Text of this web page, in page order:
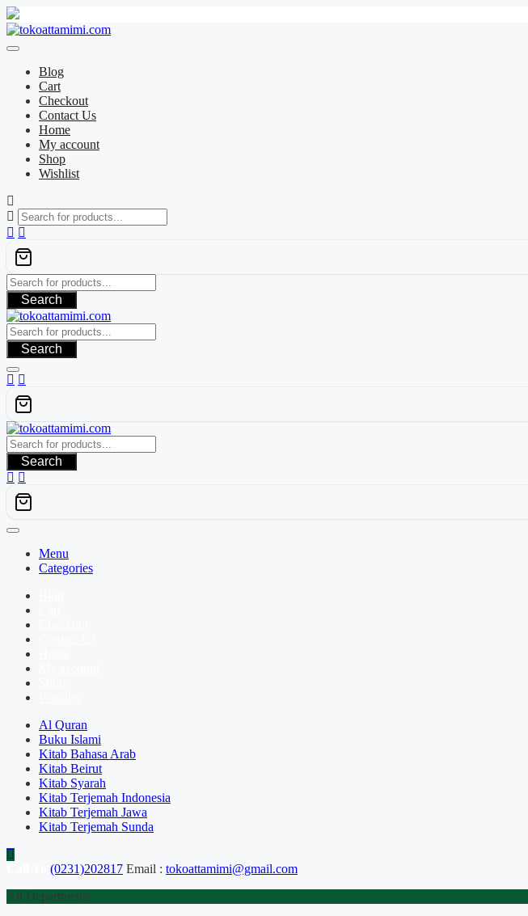
Skip
to
Blog
Cart
Checkout
Contact Us
Home
My account
Shop
Wishlist
Search
Search
Search
Menu
Categories
Al Quran
Buku Islami
Kitab Bahasa Arab
Kitab Beirut
Kitab Syarah
Kitab Terjemah Indonesia
Kitab Terjemah Jawa
Kitab Terjemah Sunda
(0231)202817 Email : tokoattamimi@gmail.com
All Departments